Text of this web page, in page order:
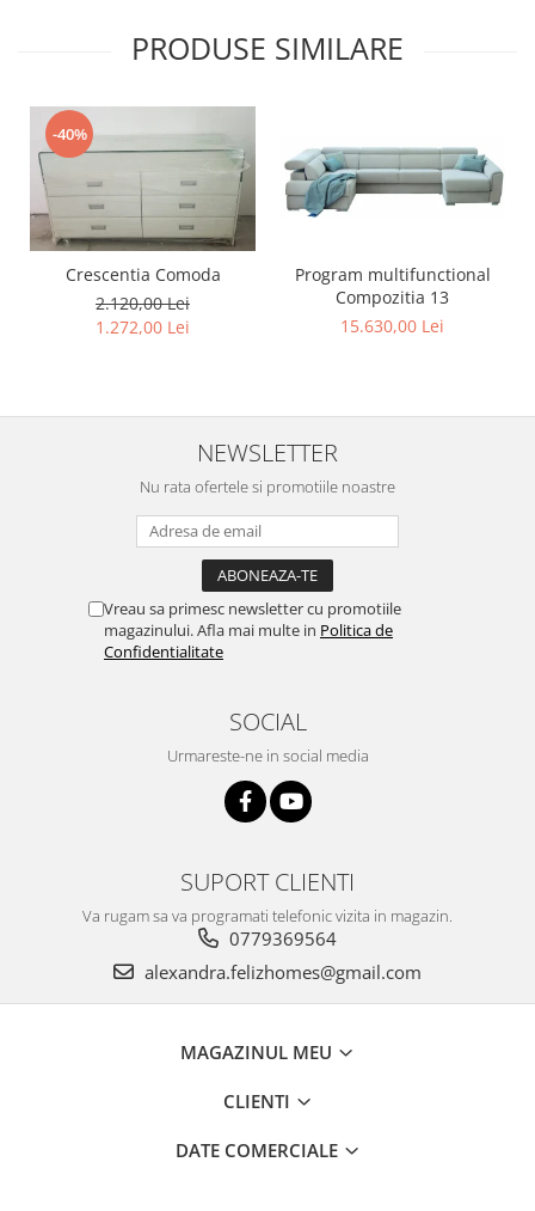
PRODUSE SIMILARE
-40%
Crescentia Comoda
2.120,00 Lei
1.272,00 Lei
Program multifunctional
Compozitia 13
15.630,00 Lei
NEWSLETTER
Nu rata ofertele si promotiile noastre
Vreau sa primesc newsletter cu promotiile
magazinului. Afla mai multe in Politica de
Confidentialitate
SOCIAL
Urmareste-ne in social media
SUPORT CLIENTI
Va rugam sa va programati telefonic vizita in magazin.
0779369564
alexandra.felizhomes@gmail.com
MAGAZINUL MEU
CLIENTI
DATE COMERCIALE